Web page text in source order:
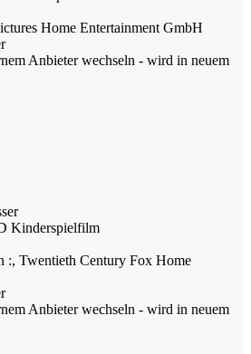
Home Entertainment GmbH
Anbieter wechseln - wird in neuem
Kinderspielfilm
:, Twentieth Century Fox Home
Anbieter wechseln - wird in neuem